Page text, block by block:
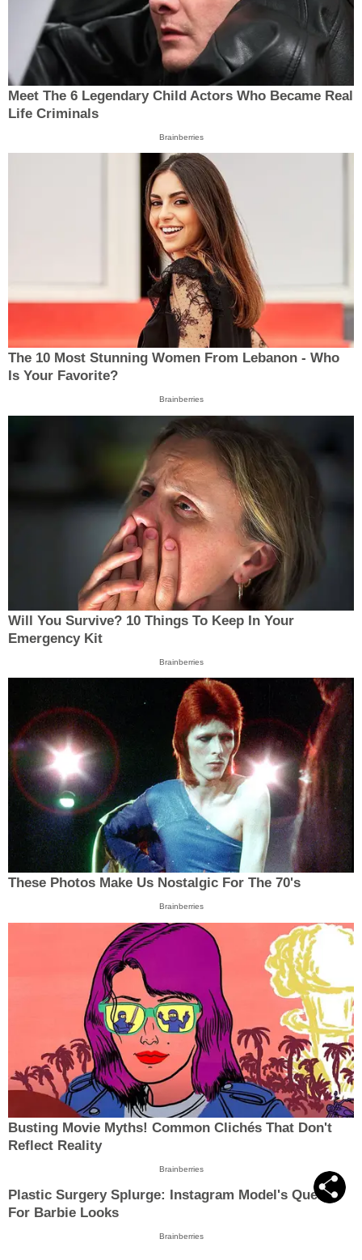
Meet The 6 Legendary Child Actors Who Became Real
Life Criminals
Brainberries
The 10 Most Stunning Women From Lebanon - Who
Is Your Favorite?
Brainberries
Will You Survive? 10 Things To Keep In Your
Emergency Kit
Brainberries
These Photos Make Us Nostalgic For The 70's
Brainberries
Busting Movie Myths! Common Clichés That Don't
Reflect Reality
Brainberries
Plastic Surgery Splurge: Instagram Model's Quest
For Barbie Looks
Brainberries